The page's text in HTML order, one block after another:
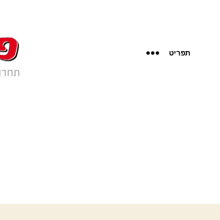
תפריט